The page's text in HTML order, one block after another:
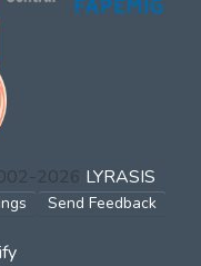
2026 LYRASIS
Send Feedback